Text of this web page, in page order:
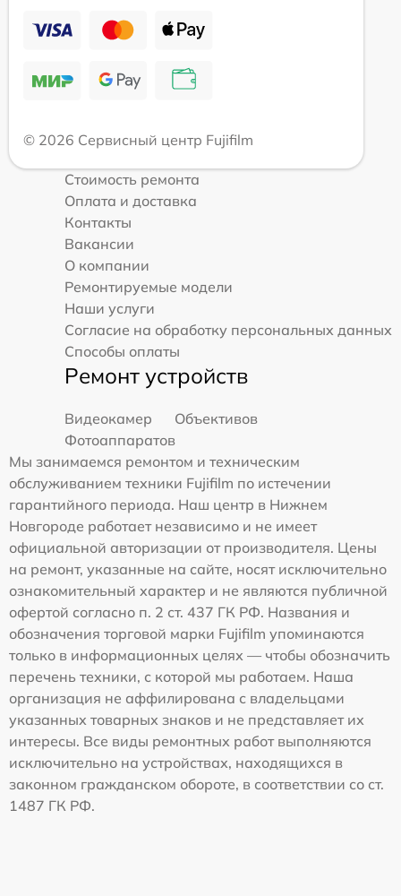
© 2026 Сервисный центр Fujifilm
Стоимость ремонта
Оплата и доставка
Контакты
Вакансии
О компании
Ремонтируемые модели
Наши услуги
Согласие на обработку персональных данных
Способы оплаты
Ремонт устройств
Видеокамер
Объективов
Фотоаппаратов
Мы занимаемся ремонтом и техническим
обслуживанием техники Fujifilm по истечении
гарантийного периода. Наш центр в Нижнем
Новгороде работает независимо и не имеет
официальной авторизации от производителя. Цены
на ремонт, указанные на сайте, носят исключительно
ознакомительный характер и не являются публичной
офертой согласно п. 2 ст. 437 ГК РФ. Названия и
обозначения торговой марки Fujifilm упоминаются
только в информационных целях — чтобы обозначить
перечень техники, с которой мы работаем. Наша
организация не аффилирована с владельцами
указанных товарных знаков и не представляет их
интересы. Все виды ремонтных работ выполняются
исключительно на устройствах, находящихся в
законном гражданском обороте, в соответствии со ст.
1487 ГК РФ.